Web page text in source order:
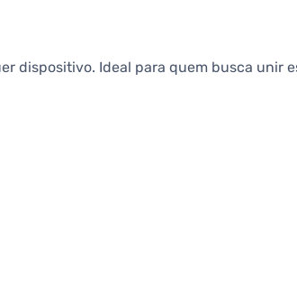
dispositivo. Ideal para quem busca unir